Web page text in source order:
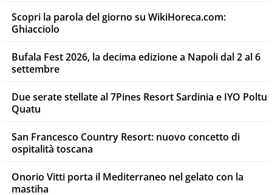
Scopri la parola del giorno su WikiHoreca.com:
Ghiacciolo
Bufala Fest 2026, la decima edizione a Napoli dal 2 al 6
settembre
Due serate stellate al 7Pines Resort Sardinia e IYO Poltu
Quatu
San Francesco Country Resort: nuovo concetto di
ospitalità toscana
Onorio Vitti porta il Mediterraneo nel gelato con la
mastiha